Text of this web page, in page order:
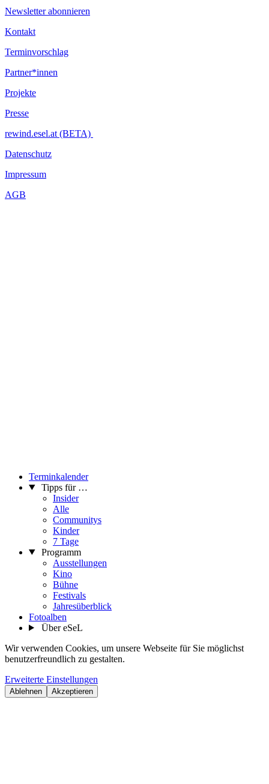
Newsletter abonnieren
Kontakt
Terminvorschlag
Partner*innen
Projekte
Presse
rewind.esel.at (BETA)
Datenschutz
Impressum
AGB
Terminkalender
Tipps für …
Insider
Alle
Communitys
Kinder
7 Tage
Programm
Ausstellungen
Kino
Bühne
Festivals
Jahresüberblick
Fotoalben
Über eSeL
Wir verwenden Cookies, um unsere Webseite für Sie möglichst
benutzerfreundlich zu gestalten.
Erweiterte Einstellungen
Ablehnen Akzeptieren